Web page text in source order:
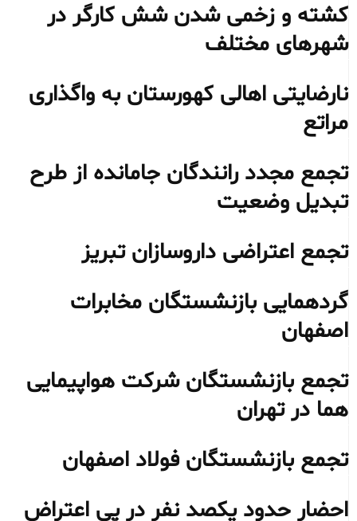
کشته و زخمی شدن شش کارگر در
شهرهای مختلف
نارضایتی اهالی کهورستان به واگذاری
مراتع
تجمع مجدد رانندگان جامانده از طرح
تبدیل وضعیت
تجمع اعتراضی داروسازان تبریز
گردهمایی بازنشستگان مخابرات
اصفهان
تجمع بازنشستگان شرکت هواپیمایی
هما در تهران
تجمع بازنشستگان فولاد اصفهان
احضار حدود یکصد نفر در پی اعتراض